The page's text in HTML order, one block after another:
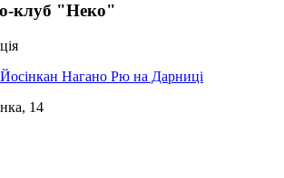
клуб "Неко"
Нагано Рю на Дарниці
14